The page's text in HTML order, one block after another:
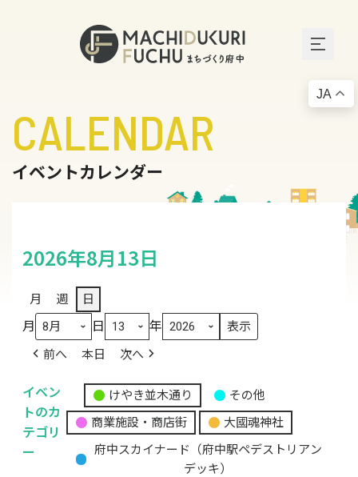
CALENDAR
イベントカレンダー
2026年8月13日
月 週 日
月 日 年
前へ 本日 次へ
イベン
トのカ
テゴリ
ー
無
題
カ
けやき並木通り
その他
商業施設・商店街
大國魂神社
府中スカイナード（府中駅ペデストリアン
デッキ）
JA